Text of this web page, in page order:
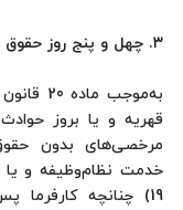
۳. چهل و پنج روز حقوق به ازای هرسال خدمت
قهریه و یا بروز
مرخصی‌های بدون
19) چنانچه